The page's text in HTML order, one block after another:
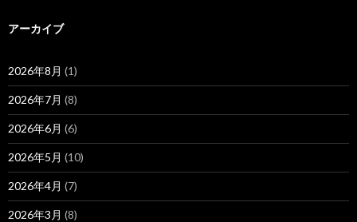
アーカイブ
2026年8月 (1)
2026年7月 (8)
2026年6月 (6)
2026年5月 (10)
2026年4月 (7)
2026年3月 (8)